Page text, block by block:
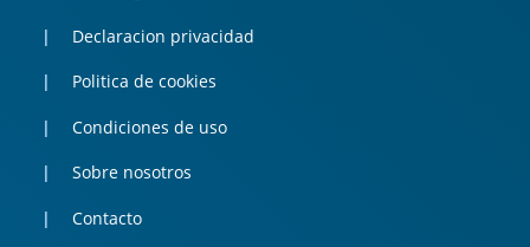
Declaracion privacidad
Politica de cookies
Condiciones de uso
Sobre nosotros
Contacto